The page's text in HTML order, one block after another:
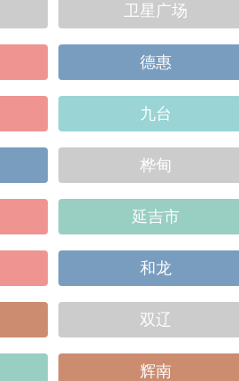
卫星广场
德惠
九台
桦甸
延吉市
和龙
双辽
辉南